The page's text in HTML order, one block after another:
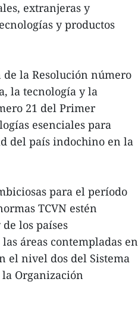
extranjeras y
y productos
la Resolución número
la tecnología y la
21 del Primer
esenciales para
del país indochino en la
para el período
TCVN estén
los países
áreas contempladas en
el nivel dos del Sistema
Organización